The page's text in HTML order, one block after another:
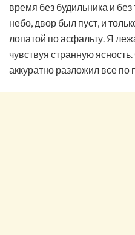
время без будильника и
небо, двор был пуст, и
лопатой по асфальту. Я
чувствуя странную
аккуратно разложил все по